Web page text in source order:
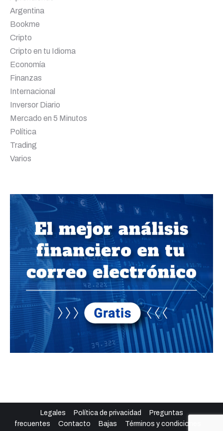
Argentina
Bookme
Cripto
Cripto en tu Idioma
Economía
Finanzas
Internacional
Inversor Diario
Mercado en 5 Minutos
Política
Trading
Varios
Legales Política de privacidad
Preguntas
frecuentes
Contacto Bajas Términos y condiciones